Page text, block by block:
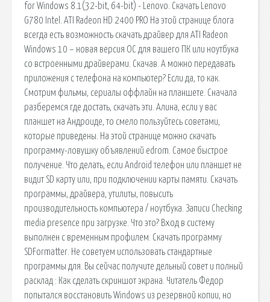
for Windows 8.1(32-bit, 64-bit) - Lenovo. Скачать Lenovo
G780 Intel. ATI Radeon HD 2400 PRO На этой странице блога
всегда есть возможность скачать драйвер для ATI Radeon
Windows 10 – новая версия ОС для вашего ПК или ноутбука
со встроенными драйверами. Скачав. А можно передавать
приложения с телефона на компьютер? Если да, то как.
Смотрим фильмы, сериалы оффлайн на планшете. Сначала
разберемся где достать, скачать эти. Алина, если у вас
планшет на Андроиде, то смело пользуйтесь советами,
которые приведены. На этой странице можно скачать
программу-ловушку объявлений edrom. Cамое быстрое
получение. Что делать, если Android телефон или планшет не
видит SD карту или, при подключении карты памяти. Скачать
программы, драйвера, утилиты, повысить
производительность компьютера / ноутбука. Записи Checking
media presence при загрузке. Что это? Вход в систему
выполнен с временным профилем. Скачать программу
SDFormatter. Не советуем использовать стандартные
программы для. Вы сейчас получите дельный совет и полный
расклад : Как сделать скриншот экрана. Читатель Федор
попытался восстановить Windows из резервной копии, но